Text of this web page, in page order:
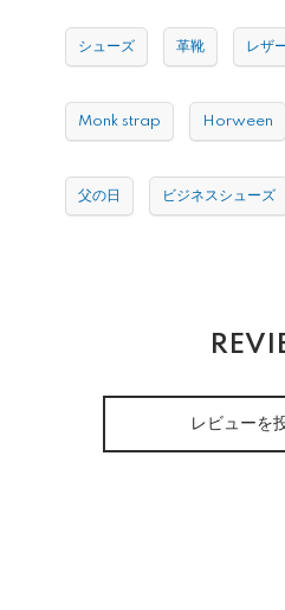
シューズ 革靴 レザ
Monk strap Horween
父の日 ビジネスシューズ
レビューを